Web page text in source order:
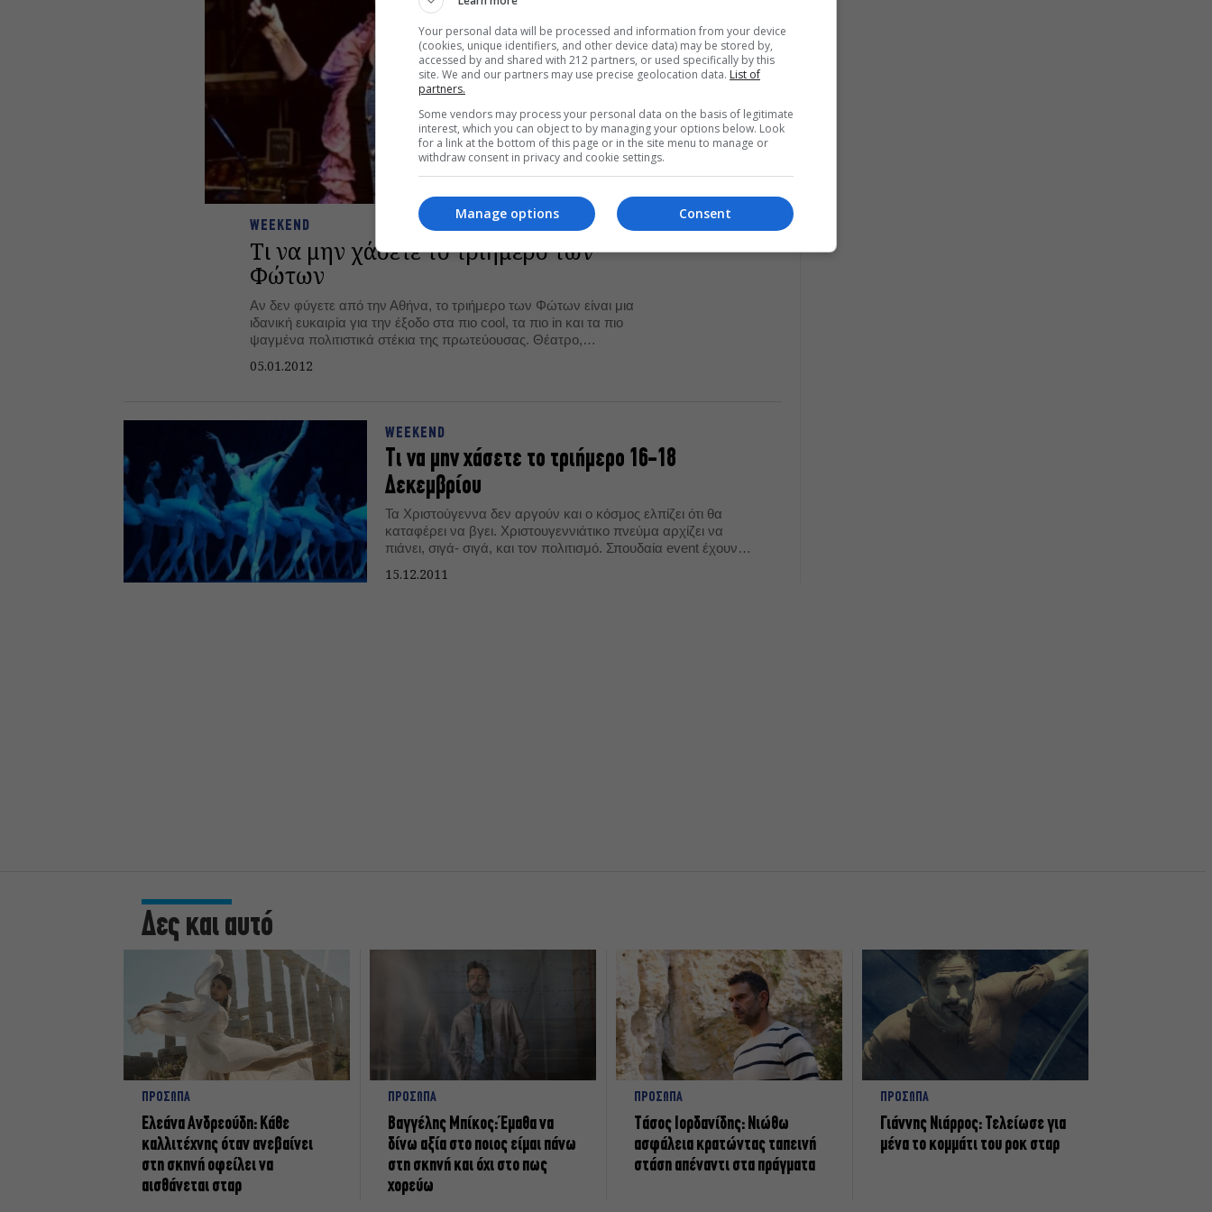
WEEKEND
Τι να μην χάσετε το τριήμερο των
Φώτων
Αν δεν φύγετε από την Αθήνα, το τριήμερο των Φώτων είναι μια
ιδανική ευκαιρία για την έξοδο στα πιο cool, τα πιο in και τα πιο
ψαγμένα πολιτιστικά στέκια της πρωτεύουσας. Θέατρο,
περιμένουν για να δώσετε το... φωτισμένο σας παρών.
05.01.2012
WEEKEND
Τι να μην χάσετε το τριήμερο 16-18
Δεκεμβρίου
Τα Χριστούγεννα δεν αργούν και ο κόσμος ελπίζει ότι θα
καταφέρει να βγει. Χριστουγεννιάτικο πνεύμα αρχίζει να
πιάνει, σιγά- σιγά, και τον πολιτισμό. Σπουδαία event έχουν
παραγωγές. Αυτό το τριήμερο έχει πολλές αξιόλογες επιλογές
15.12.2011
Δες και αυτό
ΠΡΟΣΩΠΑ
Ελεάνα Ανδρεούδη: Κάθε
καλλιτέχνης όταν ανεβαίνει
στη σκηνή οφείλει να
αισθάνεται σταρ
ΠΡΟΣΩΠΑ
Βαγγέλης Μπίκος: Έμαθα να
δίνω αξία στο ποιος είμαι πάνω
στη σκηνή και όχι στο πως
χορεύω
ΠΡΟΣΩΠΑ
Tάσος Ιορδανίδης: Νιώθω
ασφάλεια κρατώντας ταπεινή
στάση απέναντι στα πράγματα
ΠΡΟΣΩΠΑ
Γιάννης Νιάρρος: Τελείωσε για
μένα το κομμάτι του ροκ σταρ
Your personal data will be processed and information from your device
(cookies, unique identifiers, and other device data) may be stored by,
accessed by and shared with 212 partners, or used specifically by this
site. We and our partners may use precise geolocation data. List of
partners.
Some vendors may process your personal data on the basis of legitimate
interest, which you can object to by managing your options below. Look
for a link at the bottom of this page or in the site menu to manage or
withdraw consent in privacy and cookie settings.
Consent
Manage options